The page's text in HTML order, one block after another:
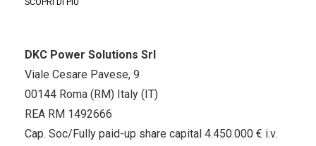
SCOPRI DI PIÙ
DKC Power Solutions Srl
Viale Cesare Pavese, 9
00144 Roma (RM) Italy (IT)
REA RM 1492666
Cap. Soc/Fully paid-up share capital 4.450.000 € i.v.